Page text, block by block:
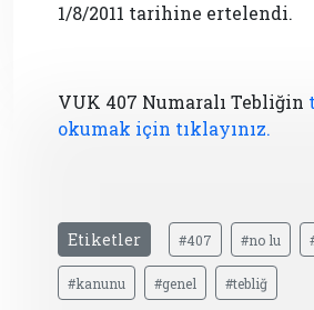
1/8/2011 tarihine ertelendi.
VUK 407 Numaralı Tebliğin
okumak için tıklayınız.
Etiketler #407 #no lu
#kanunu #genel #tebliğ